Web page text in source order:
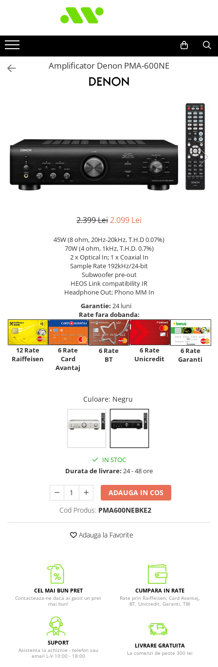
Amplificator Denon PMA-600NE
2.399 Lei2.099 Lei
45W (8 ohm, 20Hz-20kHz, T.H.D 0.07%)
70W (4 ohm, 1kHz, T.H.D. 0.7%)
2 x Optical In; 1 x Coaxial In
Sample Rate 192kHz/24-bit
Subwoofer pre-out
HEOS Link compatibility IR
Headphone Out; Phono MM In
Garantie: 24 luni
Rate fara dobanda:
12 Rate
Raiffeisen
6 Rate
Card
Avantaj
6 Rate
BT
6 Rate
Unicredit
6 Rate
Garanti
Culoare: Negru
IN STOC
Durata de livrare: 24 - 48 ore
ADAUGA IN COS
Cod Produs: PMA600NEBKE2
Adauga la Favorite
CEL MAI BUN PRET
Contacteaza-ne daca ai gasit un pret
mai bun!
CUMPARA IN RATE
Rate prin Raiffeisen, Card Avantaj,
BT, Unicredit, Garanti, TBI
SUPORT
Asistenta la achizitie - telefon sau
email L-V 10:00 - 18:00
LIVRARE GRATUITA
La comenzi de peste 300 lei